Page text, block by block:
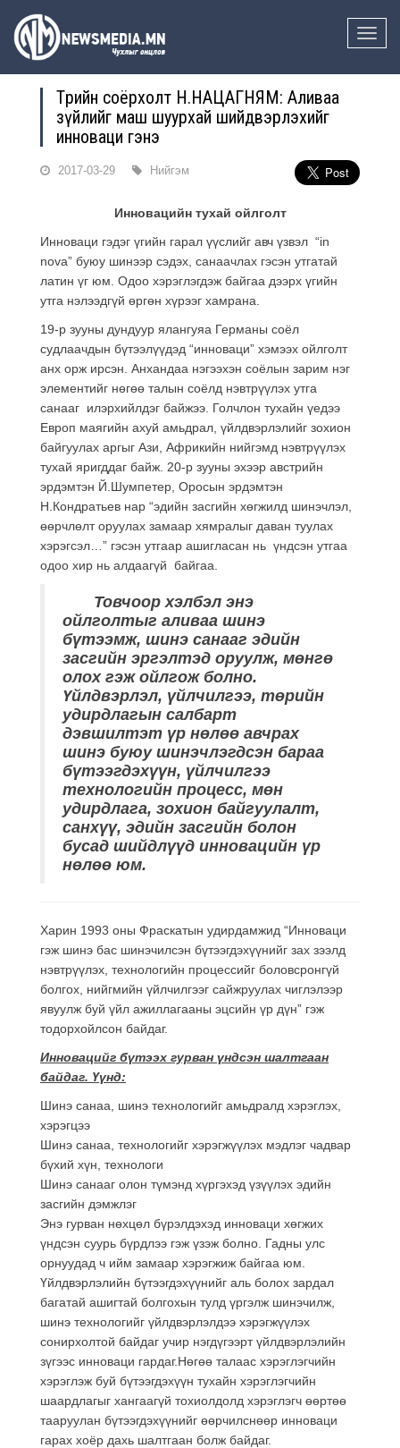
Toggle
Төрийн соёрхолт Н.НАЦАГНЯМ: Аливаа
зүйлийг маш шуурхай шийдвэрлэхийг
инноваци гэнэ
2017-03-29 Нийгэм
Инновацийн тухай ойлголт
Инноваци гэдэг үгийн гарал үүслийг авч үзвэл “in
nova” буюу шинээр сэдэх, санаачлах гэсэн утгатай
латин үг юм. Одоо хэрэглэгдэж байгаа дээрх үгийн
утга нэлээдгүй өргөн хүрээг хамрана.
19-р зууны дундуур ялангуяа Германы соёл
судлаачдын бүтээлүүдэд “инноваци” хэмээх ойлголт
анх орж ирсэн. Анхандаа нэгээхэн соёлын зарим нэг
элементийг нөгөө талын соёлд нэвтрүүлэх утга
санааг илэрхийлдэг байжээ. Голчлон тухайн үедээ
Европ маягийн ахуй амьдрал, үйлдвэрлэлийг зохион
байгуулах аргыг Ази, Африкийн нийгэмд нэвтрүүлэх
тухай яригддаг байж. 20-р зууны эхээр австрийн
эрдэмтэн Й.Шумпетер, Оросын эрдэмтэн
Н.Кондратьев нар “эдийн засгийн хөгжилд шинэчлэл,
өөрчлөлт оруулах замаар хямралыг даван туулах
хэрэгсэл…” гэсэн утгаар ашигласан нь үндсэн утгаа
одоо хир нь алдаагүй байгаа.
Товчоор хэлбэл энэ
ойлголтыг аливаа шинэ
бүтээмж, шинэ санааг эдийн
засгийн эргэлтэд оруулж, мөнгө
олох гэж ойлгож болно.
Үйлдвэрлэл, үйлчилгээ, төрийн
удирдлагын салбарт
дэвшилтэт үр нөлөө авчрах
шинэ буюу шинэчлэгдсэн бараа
бүтээгдэхүүн, үйлчилгээ
технологийн процесс, мөн
удирдлага, зохион байгуулалт,
санхүү, эдийн засгийн болон
бусад шийдлүүд инновацийн үр
нөлөө юм.
Харин 1993 оны Фраскатын удирдамжид “Инноваци
гэж шинэ бас шинэчилсэн бүтээгдэхүүнийг зах зээлд
нэвтрүүлэх, технологийн процессийг боловсронгүй
болгох, нийгмийн үйлчилгээг сайжруулах чиглэлээр
явуулж буй үйл ажиллагааны эцсийн үр дүн” гэж
тодорхойлсон байдаг.
Инновацийг бүтээх гурван үндсэн шалтгаан
байдаг. Үүнд:
Шинэ санаа, шинэ технологийг амьдралд хэрэглэх,
хэрэгцээ
Шинэ санаа, технологийг хэрэгжүүлэх мэдлэг чадвар
бүхий хүн, технологи
Шинэ санааг олон түмэнд хүргэхэд үзүүлэх эдийн
засгийн дэмжлэг
Энэ гурван нөхцөл бүрэлдэхэд инноваци хөгжих
үндсэн суурь бүрдлээ гэж үзэж болно. Гадны улс
орнуудад ч ийм замаар хэрэгжиж байгаа юм.
Үйлдвэрлэлийн бүтээгдэхүүнийг аль болох зардал
багатай ашигтай болгохын тулд үргэлж шинэчилж,
шинэ технологийг үйлдвэрлэлдээ хэрэгжүүлэх
сонирхолтой байдаг учир нэгдүгээрт үйлдвэрлэлийн
зүгээс инноваци гардаг.Нөгөө талаас хэрэглэгчийн
хэрэглэж буй бүтээгдэхүүн тухайн хэрэглэгчийн
шаардлагыг хангаагүй тохиолдолд хэрэглэгч өөртөө
тааруулан бүтээгдэхүүнийг өөрчилснөөр инноваци
гарах хоёр дахь шалтгаан болж байдаг.